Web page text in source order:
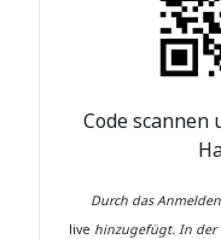
Code
Durch das
live hinzugefügt. In der